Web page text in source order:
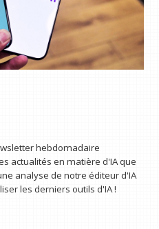
hebdomadaire
actualités en matière d'IA que
analyse de notre éditeur d'IA
les derniers outils d'IA !